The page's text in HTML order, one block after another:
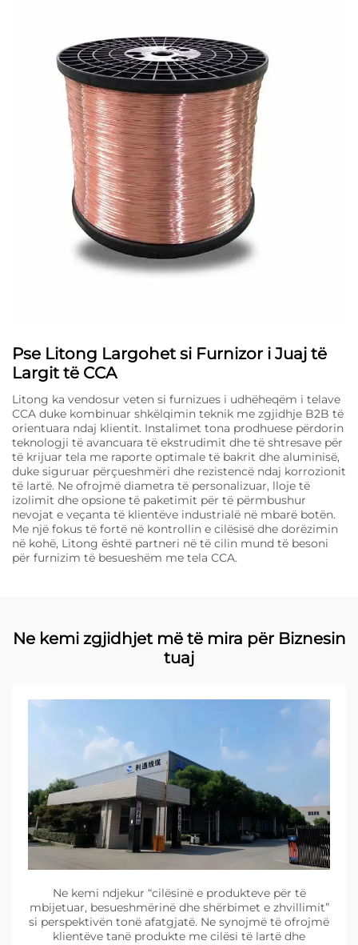
Pse Litong Largohet si Furnizor i Juaj të
Largit të CCA
Litong ka vendosur veten si furnizues i udhëheqëm i telave
CCA duke kombinuar shkëlqimin teknik me zgjidhje B2B të
orientuara ndaj klientit. Instalimet tona prodhuese përdorin
teknologji të avancuara të ekstrudimit dhe të shtresave për
të krijuar tela me raporte optimale të bakrit dhe aluminisë,
duke siguruar përçueshmëri dhe rezistencë ndaj korrozionit
të lartë. Ne ofrojmë diametra të personalizuar, lloje të
izolimit dhe opsione të paketimit për të përmbushur
nevojat e veçanta të klientëve industrialë në mbarë botën.
Me një fokus të fortë në kontrollin e cilësisë dhe dorëzimin
në kohë, Litong është partneri në të cilin mund të besoni
për furnizim të besueshëm me tela CCA.
Ne kemi zgjidhjet më të mira për Biznesin
tuaj
Ne kemi ndjekur “cilësinë e produkteve për të
mbijetuar, besueshmërinë dhe shërbimet e zhvillimit”
si perspektivën tonë afatgjatë. Ne synojmë të ofrojmë
klientëve tanë produkte me cilësi të lartë dhe